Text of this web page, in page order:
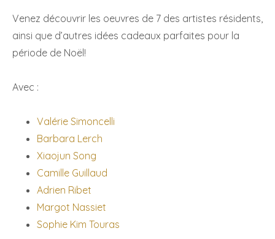
Venez découvrir les oeuvres de 7 des artistes résidents,
ainsi que d’autres idées cadeaux parfaites pour la
période de Noël!
Avec :
Valérie Simoncelli
Barbara Lerch
Xiaojun Song
Camille Guillaud
Adrien Ribet
Margot Nassiet
Sophie Kim Touras